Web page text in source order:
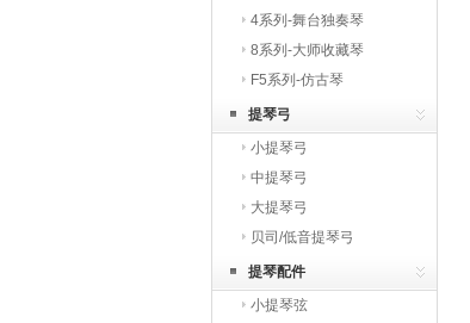
4系列-舞台独奏琴
8系列-大师收藏琴
F5系列-仿古琴
提琴弓
小提琴弓
中提琴弓
大提琴弓
贝司/低音提琴弓
提琴配件
小提琴弦